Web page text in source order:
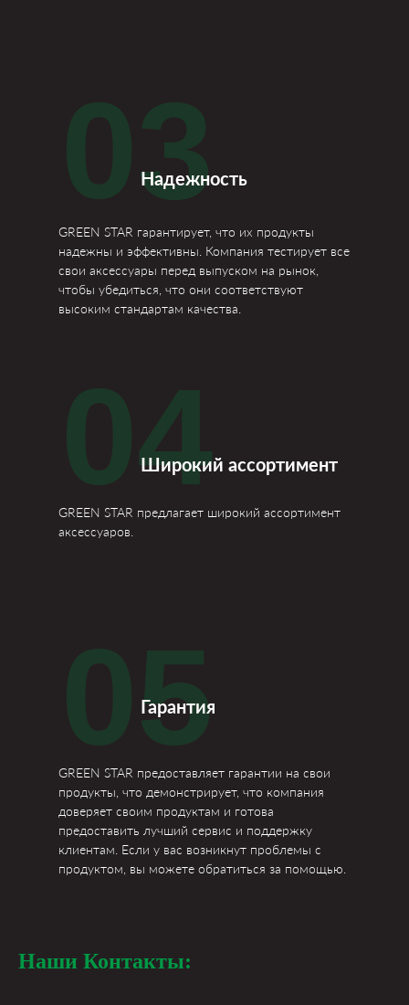
03
Надежность
GREEN STAR гарантирует, что их продукты
надежны и эффективны. Компания тестирует все
свои аксессуары перед выпуском на рынок,
чтобы убедиться, что они соответствуют
высоким стандартам качества.
04Широкий ассортимент
GREEN STAR предлагает широкий ассортимент
аксессуаров.
05
Гарантия
GREEN STAR предоставляет гарантии на свои
продукты, что демонстрирует, что компания
доверяет своим продуктам и готова
предоставить лучший сервис и поддержку
клиентам. Если у вас возникнут проблемы с
продуктом, вы можете обратиться за помощью.
Наши Контакты: